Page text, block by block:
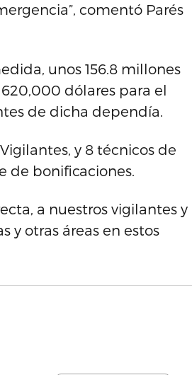
comentó Parés
unos 156.8 millones
dólares para el
de dicha dependía.
y 8 técnicos de
de bonificaciones.
a nuestros vigilantes y
y otras áreas en estos